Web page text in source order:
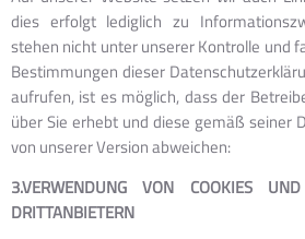
dies erfolgt lediglich zu
stehen nicht unter unserer Kontrolle und
Bestimmungen dieser
aufrufen, ist es möglich, dass der
über Sie erhebt und diese gemäß seiner
von unserer Version abweichen:
3.VERWENDUNG VON COOKIES
DRITTANBIETERN